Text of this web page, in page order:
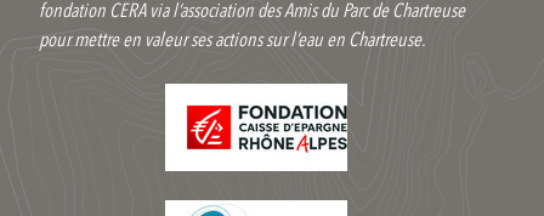
fondation CERA via l’association des Amis du Parc de Chartreuse
pour mettre en valeur ses actions sur l’eau en Chartreuse.